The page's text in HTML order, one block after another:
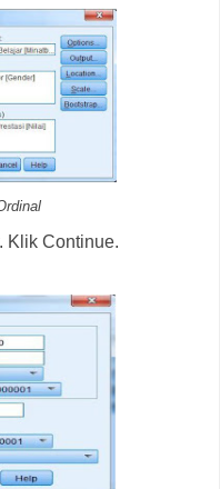
. Klik Continue.